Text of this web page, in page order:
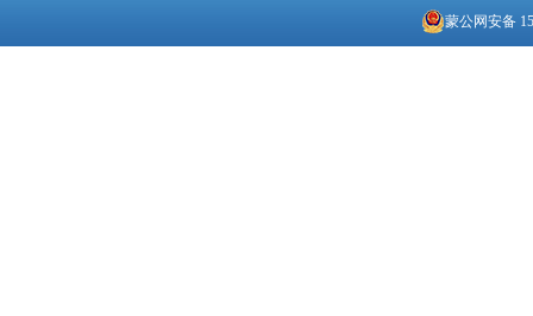
蒙公网安备